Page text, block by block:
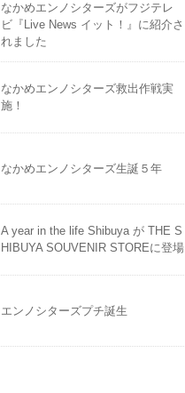
なかめエンノシターズがフジテレ
ビ『Live News イット！』に紹介さ
れました
なかめエンノシターズ救出作戦実
施！
なかめエンノシターズ生誕５年
A year in the life Shibuya が THE S
HIBUYA SOUVENIR STOREに登場
エンノシターズプチ誕生